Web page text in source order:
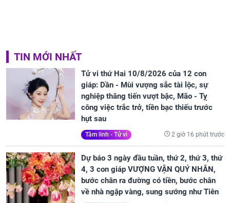
TIN MỚI NHẤT
Tử vi thứ Hai 10/8/2026 của 12 con
giáp: Dần - Mùi vượng sắc tài lộc, sự
nghiệp thăng tiến vượt bậc, Mão - Tỵ
công việc trắc trở, tiền bạc thiếu trước
hụt sau
Tâm linh - Tử vi 2 giờ 16 phút trước
Dự báo 3 ngày đầu tuần, thứ 2, thứ 3, thứ
4, 3 con giáp VƯỢNG VẬN QUÝ NHÂN,
bước chân ra đường có tiền, bước chân
về nhà ngập vàng, sung sướng như Tiên